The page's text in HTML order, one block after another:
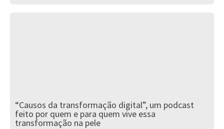
“Causos da transformação digital”, um podcast
feito por quem e para quem vive essa
transformação na pele